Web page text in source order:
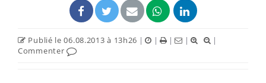
Publié le 06.08.2013 à 13h26 | | | |
|
Commenter